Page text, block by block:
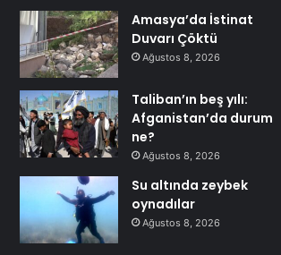
Amasya’da İstinat
Duvarı Çöktü
Ağustos 8, 2026
Taliban’ın beş yılı:
Afganistan’da durum
ne?
Ağustos 8, 2026
Su altında zeybek
oynadılar
Ağustos 8, 2026